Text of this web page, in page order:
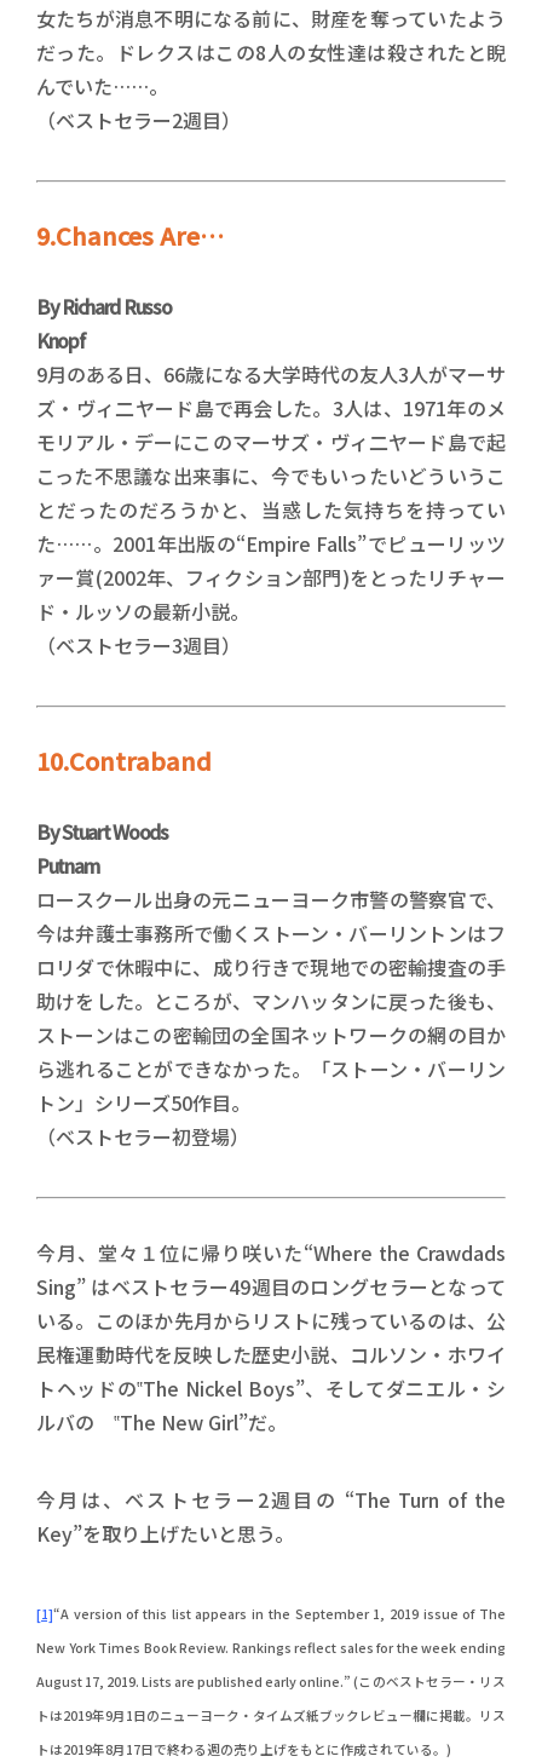
女たちが消息不明になる前に、財産を奪っていたよう
だった。ドレクスはこの8人の女性達は殺されたと睨
んでいた……。
（ベストセラー2週目）
9.Chances Are…
By Richard Russo
Knopf
9月のある日、66歳になる大学時代の友人3人がマーサ
ズ・ヴィ二ヤード島で再会した。3人は、1971年のメ
モリアル・デーにこのマーサズ・ヴィ二ヤード島で起
こった不思議な出来事に、今でもいったいどういうこ
とだったのだろうかと、当惑した気持ちを持ってい
た……。2001年出版の“Empire Falls”でピューリッツ
ァー賞(2002年、フィクション部門)をとったリチャー
ド・ルッソの最新小説。
（ベストセラー3週目）
10.Contraband
By Stuart Woods
Putnam
ロースクール出身の元ニューヨーク市警の警察官で、
今は弁護士事務所で働くストーン・バーリントンはフ
ロリダで休暇中に、成り行きで現地での密輸捜査の手
助けをした。ところが、マンハッタンに戻った後も、
ストーンはこの密輸団の全国ネットワークの網の目か
ら逃れることができなかった。「ストーン・バーリン
トン」シリーズ50作目。
（ベストセラー初登場）
今月、堂々１位に帰り咲いた“Where the Crawdads
Sing” はベストセラー49週目のロングセラーとなって
いる。このほか先月からリストに残っているのは、公
民権運動時代を反映した歴史小説、コルソン・ホワイ
トヘッドの‟The Nickel Boys”、そしてダニエル・シ
ルバの ‟The New Girl”だ。
今月は、ベストセラー2週目の “The Turn of the
Key”を取り上げたいと思う。
[1]“A version of this list appears in the September 1, 2019 issue of The
New York Times Book Review. Rankings reflect sales for the week ending
August 17, 2019. Lists are published early online.” (このベストセラー・リス
トは2019年9月1日のニューヨーク・タイムズ紙ブックレビュー欄に掲載。リス
トは2019年8月17日で終わる週の売り上げをもとに作成されている。)